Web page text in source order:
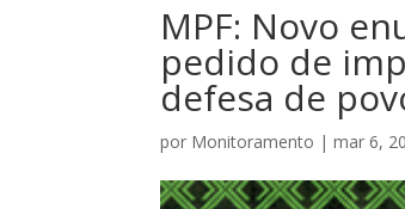
MPF: Novo
pedido de
defesa de
por Monitoramento |mar 6,